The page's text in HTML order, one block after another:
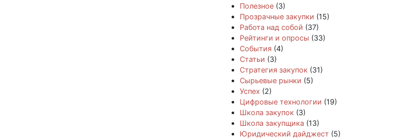
Полезное (3)
Прозрачные закупки (15)
Работа над собой (37)
Рейтинги и опросы (33)
События (4)
Статьи (3)
Стратегия закупок (31)
Сырьевые рынки (5)
Успех (2)
Цифровые технологии (19)
Школа закупок (3)
Школа закупщика (13)
Юридический дайджест (5)